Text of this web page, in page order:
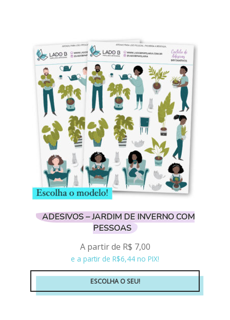
ADESIVOS – JARDIM DE INVERNO COM
PESSOAS
A partir de R$ 7,00
e a partir de R$6,44 no PIX!
ESCOLHA O SEU!
Este